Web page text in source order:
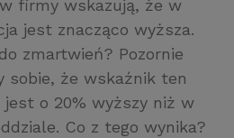
firmy wskazują, że w
jest znacząco wyższa.
zmartwień? Pozornie
sobie, że wskaźnik ten
jest o 20% wyższy niż w
Co z tego wynika?